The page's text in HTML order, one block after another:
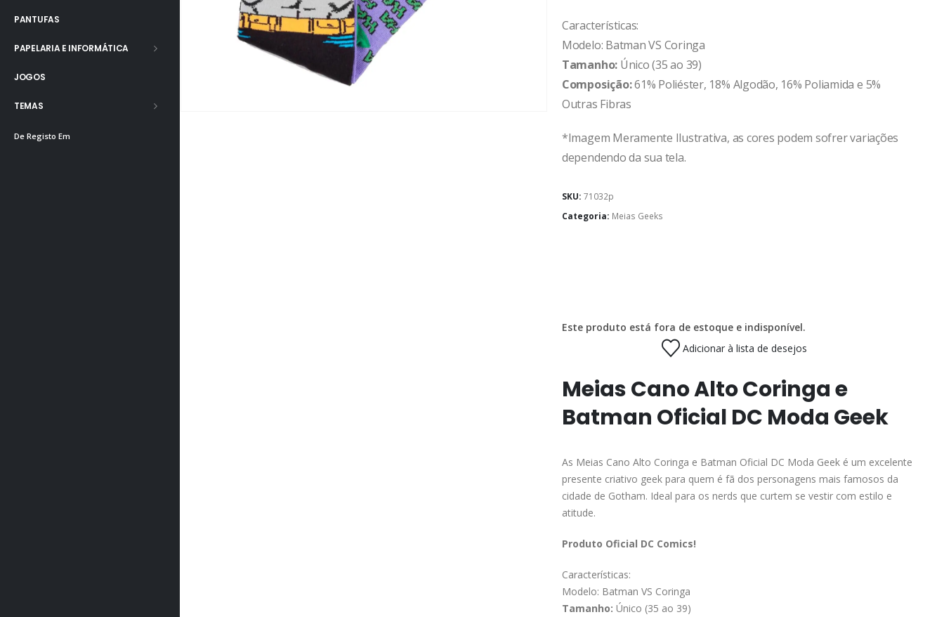
PANTUFAS
PAPELARIA E INFORMÁTICA
JOGOS
TEMAS
De Registo Em
Características:
Modelo: Batman VS Coringa
Tamanho: Único (35 ao 39)
Composição:61% Poliéster, 18% Algodão, 16% Poliamida e 5%
Outras Fibras
*Imagem Meramente Ilustrativa, as cores podem sofrer variações
dependendo da sua tela.
SKU: 71032p
Categoria: Meias Geeks
Este produto está fora de estoque e indisponível.
Adicionar à lista de desejos
Meias Cano Alto Coringa e
Batman Oficial DC Moda Geek
As Meias Cano Alto Coringa e Batman Oficial DC Moda Geek é um excelente
presente criativo geek para quem é fã dos personagens mais famosos da
cidade de Gotham. Ideal para os nerds que curtem se vestir com estilo e
atitude.
Produto Oficial DC Comics!
Características:
Modelo: Batman VS Coringa
Tamanho: Único (35 ao 39)